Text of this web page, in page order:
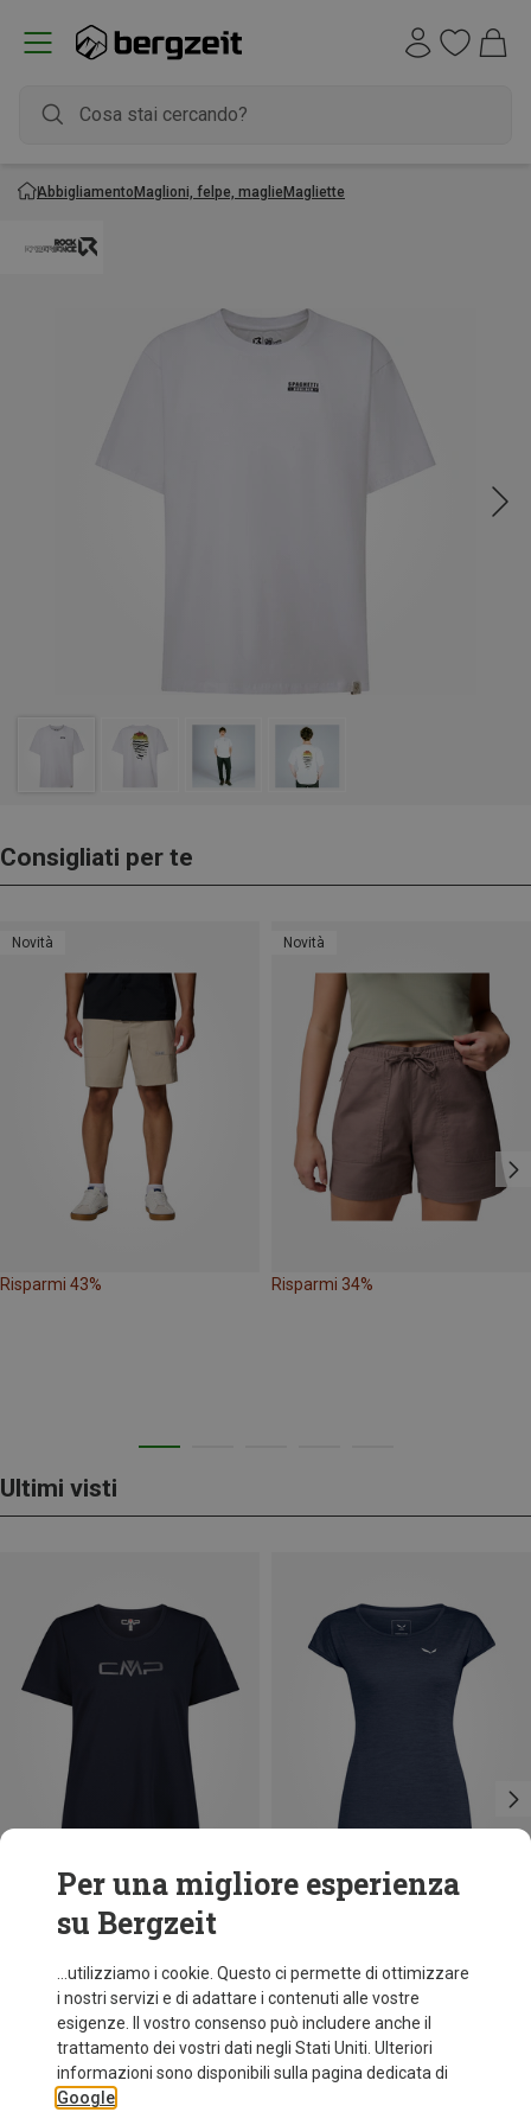
AbbigliamentoMaglioni, felpe, maglieMagliette
Consigliati per te
Novità
Risparmi 43%
Novità
Risparmi 34%
Ultimi visti
fino a 12%
Salewa
34,95 €
Per una migliore esperienza
su Bergzeit
...utilizziamo i cookie. Questo ci permette di ottimizzare
i nostri servizi e di adattare i contenuti alle vostre
esigenze. Il vostro consenso può includere anche il
trattamento dei vostri dati negli Stati Uniti. Ulteriori
informazioni sono disponibili sulla pagina dedicata di
Google